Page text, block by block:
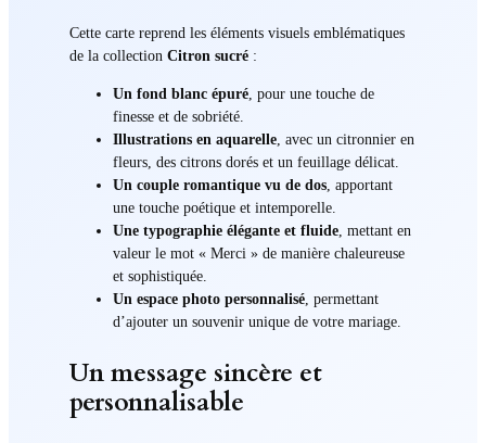
Cette carte reprend les éléments visuels emblématiques
de la collection Citron sucré:
Un fond blanc épuré, pour une touche de
finesse et de sobriété.
Illustrations en aquarelle, avec un citronnier en
fleurs, des citrons dorés et un feuillage délicat.
Un couple romantique vu de dos, apportant
une touche poétique et intemporelle.
Une typographie élégante et fluide, mettant en
valeur le mot « Merci » de manière chaleureuse
et sophistiquée.
Un espace photo personnalisé, permettant
d’ajouter un souvenir unique de votre mariage.
Un message sincère et
personnalisable